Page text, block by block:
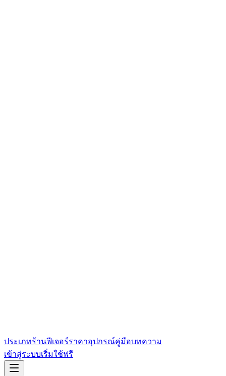
ประเภทร้านฟีเจอร์ราคาอุปกรณ์คู่มือบทความ
เข้าสู่ระบบเริ่มใช้ฟรี